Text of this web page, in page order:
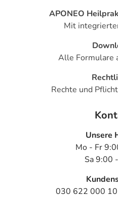
APONEO
Mit
Alle Formulare
Rechte und
Unsere
Mo - Fr
Sa 9:00
030 622 000